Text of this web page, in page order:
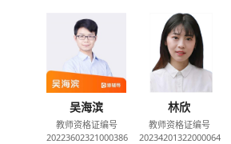
吴海滨
教师资格证编号
20223602321000386
林欣
教师资格证编号
20234201322000064